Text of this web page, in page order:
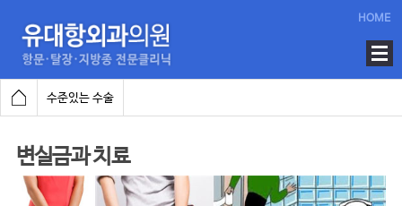
HOME
수준있는 수술
변실금과 치료